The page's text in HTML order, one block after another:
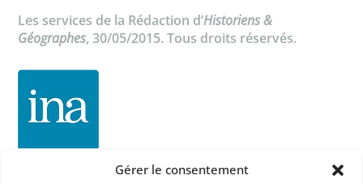
Gérer le consentement
Les services de la Rédaction d’Historiens &
Géographes, 30/05/2015. Tous droits réservés.